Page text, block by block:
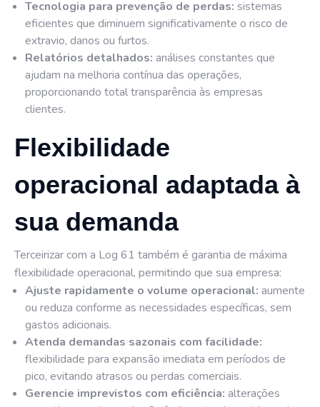
Tecnologia para prevenção de perdas: sistemas
eficientes que diminuem significativamente o risco de
extravio, danos ou furtos.
Relatórios detalhados: análises constantes que
ajudam na melhoria contínua das operações,
proporcionando total transparência às empresas
clientes.
Flexibilidade
operacional adaptada à
sua demanda
Terceirizar com a Log 61 também é garantia de máxima
flexibilidade operacional, permitindo que sua empresa:
Ajuste rapidamente o volume operacional: aumente
ou reduza conforme as necessidades específicas, sem
gastos adicionais.
Atenda demandas sazonais com facilidade:
flexibilidade para expansão imediata em períodos de
pico, evitando atrasos ou perdas comerciais.
Gerencie imprevistos com eficiência: alterações